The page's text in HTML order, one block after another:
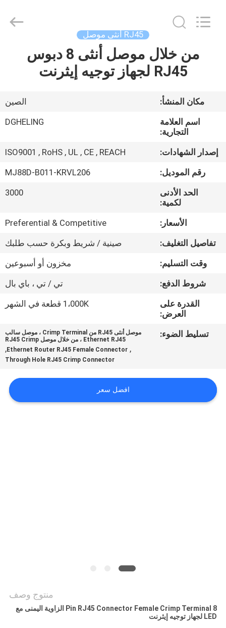
الصفحة
الرئيسية
منتجات
معلومات
عنا
جولة
المعمل
مراقبة
الجودة
اتصل
خريطة
RJ45 أنثى موصل
من خلال موصل أنثى 8 دبوس
RJ45 لجهاز توجيه إيثرنت
مكان المنشأ:
الصين
اسم العلامة
التجارية:
DGHELING
إصدار الشهادات:
ISO9001 , RoHS , UL , CE , REACH
رقم الموديل:
MJ88D-B011-KRVL206
الحد الأدنى
لكمية:
3000
الأسعار:
Preferential & Competitive
تفاصيل التغليف:
صينية / شريط وبكرة حسب طلبك
وقت التسليم:
مخزون أو أسبوعين
شروط الدفع:
تي / تي ، باي بال
القدرة على
العرض:
1،000K قطعة في الشهر
تسليط الضوء:
موصل أنثى RJ45 من Crimp Terminal ، موصل سالب
Ethernet RJ45 ، من خلال موصل RJ45 Crimp
,
Ethernet Router RJ45 Female Connector
,
Through Hole RJ45 Crimp Connector
افضل سعر
منتوج وصف
8 Pin RJ45 Connector Female Crimp Terminal الزاوية اليمنى مع
LED لجهاز توجيه إيثرنت